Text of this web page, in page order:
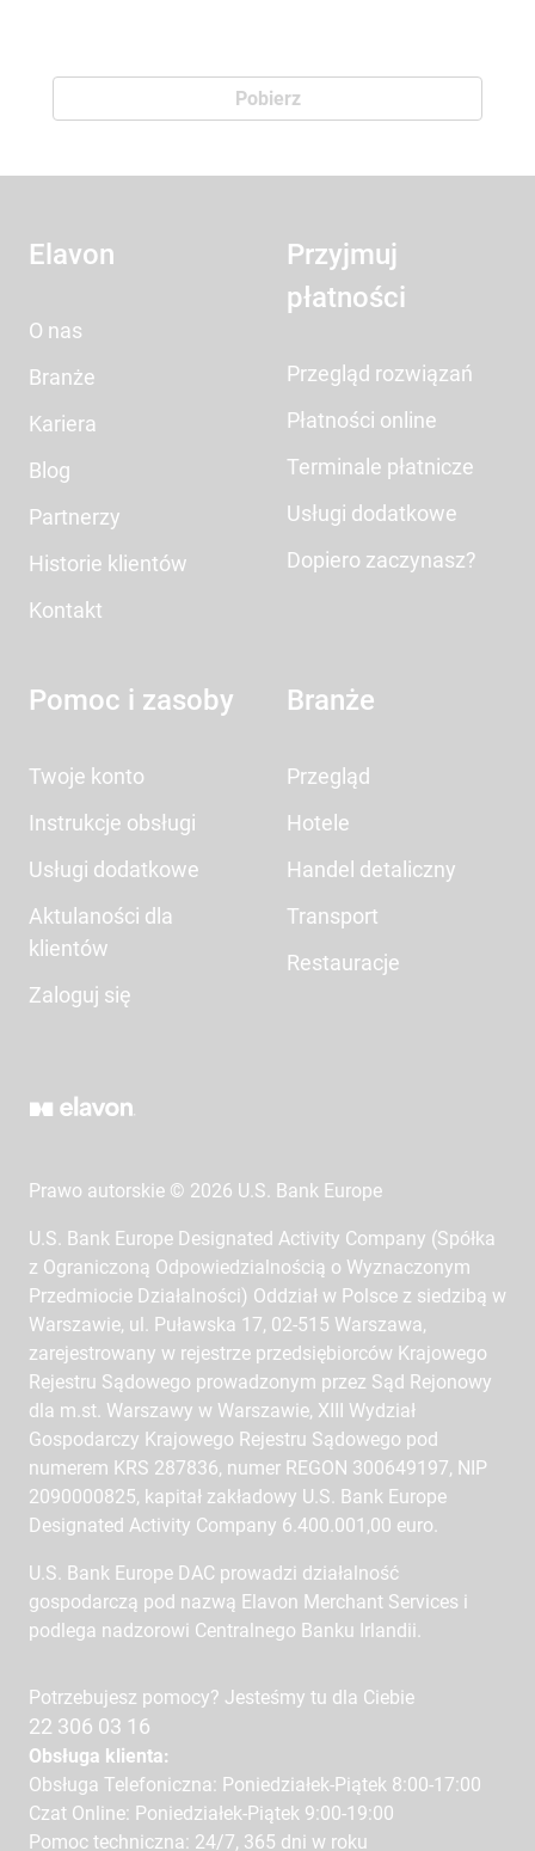
Pobierz
Elavon
O nas
Branże
Kariera
Blog
Partnerzy
Historie klientów
Kontakt
Przyjmuj
płatności
Przegląd rozwiązań
Płatności online
Terminale płatnicze
Usługi dodatkowe
Dopiero zaczynasz?
Pomoc i zasoby
Twoje konto
Instrukcje obsługi
Usługi dodatkowe
Aktulaności dla
klientów
Zaloguj się
Branże
Przegląd
Hotele
Handel detaliczny
Transport
Restauracje
Prawo autorskie © 2026 U.S. Bank Europe
U.S. Bank Europe Designated Activity Company (Spółka
z Ograniczoną Odpowiedzialnością o Wyznaczonym
Przedmiocie Działalności) Oddział w Polsce z siedzibą w
Warszawie, ul. Puławska 17, 02-515 Warszawa,
zarejestrowany w rejestrze przedsiębiorców Krajowego
Rejestru Sądowego prowadzonym przez Sąd Rejonowy
dla m.st. Warszawy w Warszawie, XIII Wydział
Gospodarczy Krajowego Rejestru Sądowego pod
numerem KRS 287836, numer REGON 300649197, NIP
2090000825, kapitał zakładowy U.S. Bank Europe
Designated Activity Company 6.400.001,00 euro.
U.S. Bank Europe DAC prowadzi działalność
gospodarczą pod nazwą Elavon Merchant Services i
podlega nadzorowi Centralnego Banku Irlandii.
Potrzebujesz pomocy? Jesteśmy tu dla Ciebie
22 306 03 16
Obsługa klienta:
Obsługa Telefoniczna: Poniedziałek-Piątek 8:00-17:00
Czat Online: Poniedziałek-Piątek 9:00-19:00
Pomoc techniczna: 24/7, 365 dni w roku